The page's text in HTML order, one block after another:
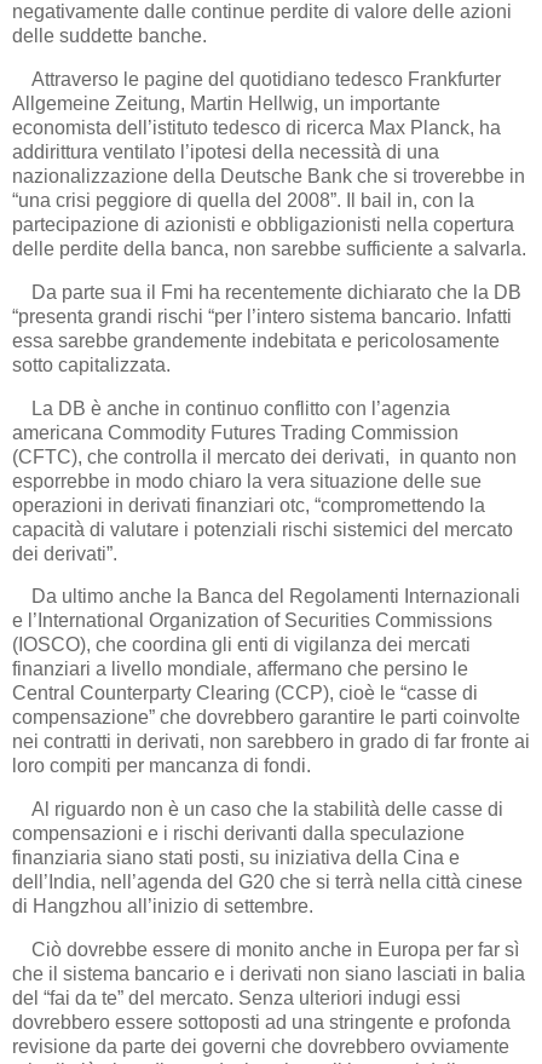
negativamente dalle continue perdite di valore delle azioni
delle suddette banche.
Attraverso le pagine del quotidiano tedesco Frankfurter
Allgemeine Zeitung, Martin Hellwig, un importante
economista dell’istituto tedesco di ricerca Max Planck, ha
addirittura ventilato l’ipotesi della necessità di una
nazionalizzazione della Deutsche Bank che si troverebbe in
“una crisi peggiore di quella del 2008”. Il bail in, con la
partecipazione di azionisti e obbligazionisti nella copertura
delle perdite della banca, non sarebbe sufficiente a salvarla.
Da parte sua il Fmi ha recentemente dichiarato che la DB
“presenta grandi rischi “per l’intero sistema bancario. Infatti
essa sarebbe grandemente indebitata e pericolosamente
sotto capitalizzata.
La DB è anche in continuo conflitto con l’agenzia
americana Commodity Futures Trading Commission
(CFTC), che controlla il mercato dei derivati, in quanto non
esporrebbe in modo chiaro la vera situazione delle sue
operazioni in derivati finanziari otc, “compromettendo la
capacità di valutare i potenziali rischi sistemici del mercato
dei derivati”.
Da ultimo anche la Banca del Regolamenti Internazionali
e l’International Organization of Securities Commissions
(IOSCO), che coordina gli enti di vigilanza dei mercati
finanziari a livello mondiale, affermano che persino le
Central Counterparty Clearing (CCP), cioè le “casse di
compensazione” che dovrebbero garantire le parti coinvolte
nei contratti in derivati, non sarebbero in grado di far fronte ai
loro compiti per mancanza di fondi.
Al riguardo non è un caso che la stabilità delle casse di
compensazioni e i rischi derivanti dalla speculazione
finanziaria siano stati posti, su iniziativa della Cina e
dell’India, nell’agenda del G20 che si terrà nella città cinese
di Hangzhou all’inizio di settembre.
Ciò dovrebbe essere di monito anche in Europa per far sì
che il sistema bancario e i derivati non siano lasciati in balia
del “fai da te” del mercato. Senza ulteriori indugi essi
dovrebbero essere sottoposti ad una stringente e profonda
revisione da parte dei governi che dovrebbero ovviamente